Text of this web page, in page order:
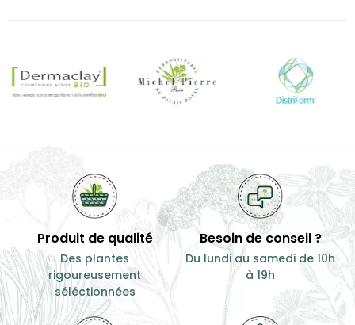
Produit de qualité
Des plantes
rigoureusement
séléctionnées
Besoin de conseil ?
Du lundi au samedi de 10h
à 19h